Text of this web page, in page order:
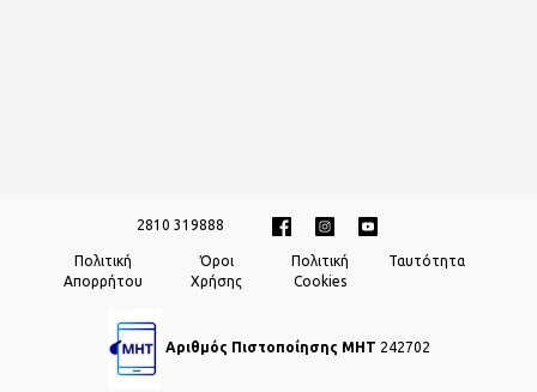
2810 319888
Πολιτική
Απορρήτου
Όροι
Χρήσης
Πολιτική
Cookies
Ταυτότητα
Αριθμός Πιστοποίησης ΜΗΤ 242702